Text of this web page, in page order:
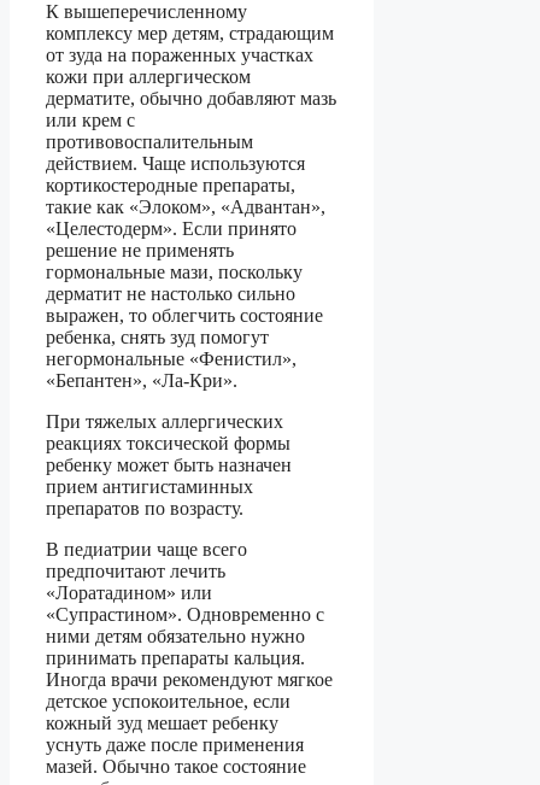
К вышеперечисленному
комплексу мер детям, страдающим
от зуда на пораженных участках
кожи при аллергическом
дерматите, обычно добавляют мазь
или крем с
противовоспалительным
действием. Чаще используются
кортикостеродные препараты,
такие как «Элоком», «Адвантан»,
«Целестодерм». Если принято
решение не применять
гормональные мази, поскольку
дерматит не настолько сильно
выражен, то облегчить состояние
ребенка, снять зуд помогут
негормональные «Фенистил»,
«Бепантен», «Ла-Кри».
При тяжелых аллергических
реакциях токсической формы
ребенку может быть назначен
прием антигистаминных
препаратов по возрасту.
В педиатрии чаще всего
предпочитают лечить
«Лоратадином» или
«Супрастином». Одновременно с
ними детям обязательно нужно
принимать препараты кальция.
Иногда врачи рекомендуют мягкое
детское успокоительное, если
кожный зуд мешает ребенку
уснуть даже после применения
мазей. Обычно такое состояние